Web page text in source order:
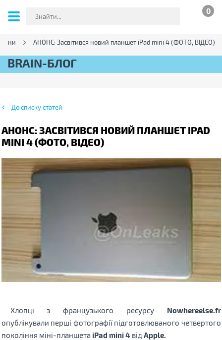
0
АНОНС: Засвітився новий планшет iPad mini 4 (ФОТО, ВІДЕО)
BRAIN-БЛОГ
До списку статей
АНОНС: ЗАСВІТИВСЯ НОВИЙ ПЛАНШЕТ IPAD
MINI 4 (ФОТО, ВІДЕО)
Хлопці з французького ресурсу Nowhereelse.fr
опублікували перші фотографії підготовлюваного четвертого
покоління міні-планшета iPad mini 4 від Apple.